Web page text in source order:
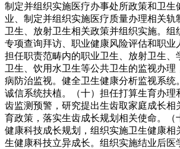
制定并组织实施医疗办事处所政策和卫生
业、制定并组织实施医疗质量办理相关轨
卫生、放射卫生相关政策并组织实施。组
专项查询拜访、职业健康风险评估和职业
担任职责范畴内的职业卫生、放射卫生、
卫生、饮用水卫生等公共卫生的监视办理
病防治监视。健全卫生健康分析监视系统
诚信系统扶植。（十）担任打算生育办理
齿监测预警，研究提出生齿取家庭成长相
育政策，落实生齿成长规划相关使命。（
健康科技成长规划，组织实施卫生健康相
生健康科技立异成长。组织实施结业后医